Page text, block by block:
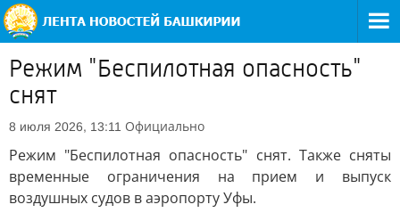
Режим "Беспилотная опасность"
снят
8 июля 2026, 13:11 Официально
Режим "Беспилотная опасность" снят. Также сняты
временные ограничения на прием и выпуск
воздушных судов в аэропорту Уфы.